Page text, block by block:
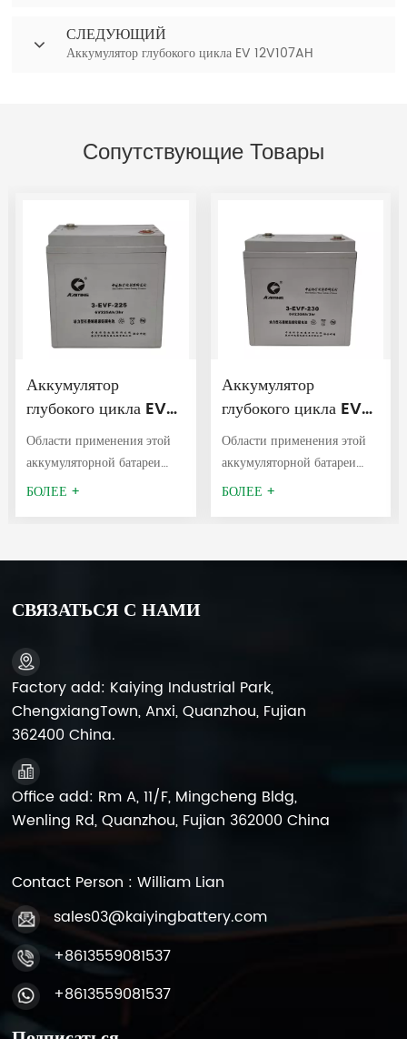
СЛЕДУЮЩИЙ
Аккумулятор глубокого цикла EV 12V107AH
Сопутствующие Товары
Аккумулятор
глубокого цикла EV
6V225AH
Области применения этой
аккумуляторной батареи
глубокого цикла EV
внедорожники,
машины, поломоечные
машины, низкоскоростные
электромобили,
погрузочно-разгрузочное
оборудование или
дорожные знаки.
БОЛЕЕ +
Аккумулятор
глубокого цикла EV
6V230AH
Области применения этой
аккумуляторной батареи
глубокого цикла EV
машины, низкоскоростные
электромобили,
погрузочно-разгрузочное
БОЛЕЕ +
СВЯЗАТЬСЯ С НАМИ
Factory add: Kaiying Industrial Park,
ChengxiangTown, Anxi, Quanzhou, Fujian
362400 China.
Office add: Rm A, 11/F, Mingcheng Bldg,
Wenling Rd, Quanzhou, Fujian 362000 China
Contact Person : William Lian
sales03@kaiyingbattery.com
+8613559081537
+8613559081537